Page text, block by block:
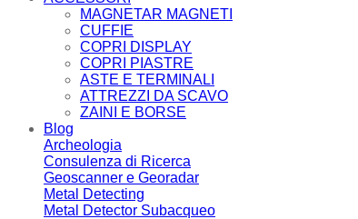
MAGNETAR MAGNETI
CUFFIE
COPRI DISPLAY
COPRI PIASTRE
ASTE E TERMINALI
ATTREZZI DA SCAVO
ZAINI E BORSE
Blog
Archeologia
Consulenza di Ricerca
Geoscanner e Georadar
Metal Detecting
Metal Detector Subacqueo